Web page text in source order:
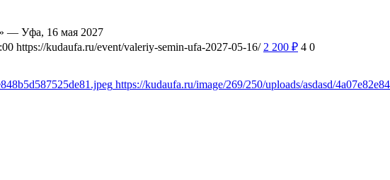
— Уфа, 16 мая 2027
https://kudaufa.ru/event/valeriy-semin-ufa-2027-05-16/ 2 200 ₽ 4 0
https://kudaufa.ru/image/269/250/uploads/asdasd/